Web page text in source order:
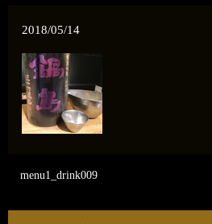
2018/05/14
menu1_drink009